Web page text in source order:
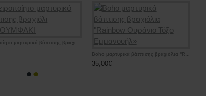
Χειροποίητο μαρτυρικό βάπτισης βραχιόλι ΣΤΡΟΥΜΦΑΚΙ
Boho μαρτυρικά βάπτισης βραχιόλια "Rainbow Ουράνιο Τόξο Εμμανουήλ»
35,00€